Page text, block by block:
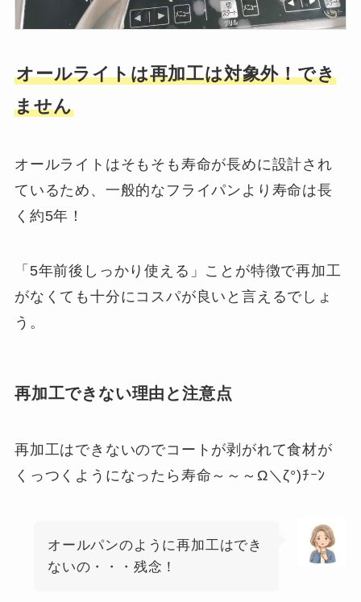
オールライトは再加工は対象外！でき
ません
オールライトはそもそも寿命が長めに設計され
ているため、一般的なフライパンより寿命は長
く約5年！
「5年前後しっかり使える」ことが特徴で再加工
がなくても十分にコスパが良いと言えるでしょ
う。
再加工できない理由と注意点
再加工はできないのでコートが剥がれて食材が
くっつくようになったら寿命～～～Ω＼ζ°)ﾁｰﾝ
オールパンのように再加工はでき
ないの・・・残念！